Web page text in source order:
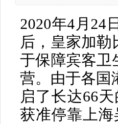
2020年4月24
后，皇家加
于保障宾客卫
营。由于各国
启了长达66
获准停靠上